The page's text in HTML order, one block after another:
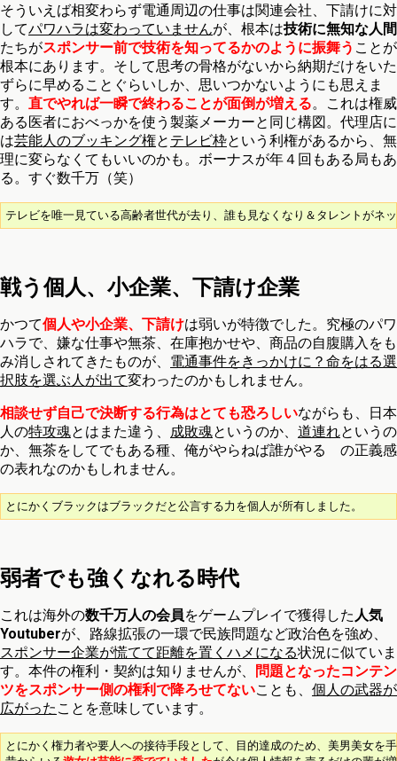
そういえば相変わらず電通周辺の仕事は関連会社、下請けに対
してパワハラは変わっていませんが、根本は技術に無知な人間
たちがスポンサー前で技術を知ってるかのように振舞う ことが
根本にあります。そして思考の骨格がないから納期だけをいた
ずらに早めることぐらいしか、思いつかないようにも思えま
す。 直でやれば一瞬で終わることが面倒が増える。これは権威
ある医者におべっかを使う製薬メーカーと同じ構図。代理店に
は芸能人のブッキング権と テレビ枠という利権があるから、無
理に変らなくてもいいのかも。ボーナスが年４回もある局もあ
る。すぐ数千万（笑）
テレビを唯一見ている高齢者世代が去り、誰も見なくなり＆タレントがネ
戦う個人、小企業、下請け企業
かつて個人や小企業、下請けは弱いが特徴でした。究極のパワ
ハラで、嫌な仕事や無茶、在庫抱かせや、商品の自腹購入をも
み消しされてきたものが、 電通事件をきっかけに？命をはる選
択肢を選ぶ人が出て変わったのかもしれません。
相談せず自己で決断する行為はとても恐ろしいながらも、日本
人の特攻魂とはまた違う、 成敗魂というのか、 道連れというの
か、無茶をしてでもある種、俺がやらねば誰がやる の正義感
の表れなのかもしれません。
とにかくブラックはブラックだと公言する力を個人が所有しました。
弱者でも強くなれる時代
これは海外の数千万人の会員をゲームプレイで獲得した 人気
Youtuberが、路線拡張の一環で民族問題など政治色を強め、
スポンサー企業が慌てて距離を置くハメになる状況に似ていま
す。本件の権利・契約は知りませんが、
問題となったコンテン
ツをスポンサー側の権利で降ろせてないことも、 個人の武器が
広がった ことを意味しています。
とにかく権力者や要人への接待手段として、目的達成のため、美男美女を